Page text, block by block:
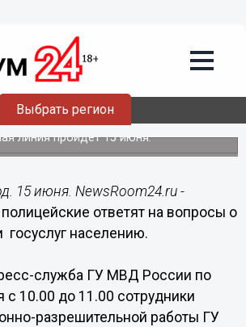
Выбрать регион
предоставлении госуслуг
нижегородские
15 июня
линия пройдет 15 июня.
15 июня. NewsRoom24.ru -
ответят на вопросы о
госуслуг населению.
служба ГУ МВД России по
с 10.00 до 11.00 сотрудники
разрешительной работы ГУ